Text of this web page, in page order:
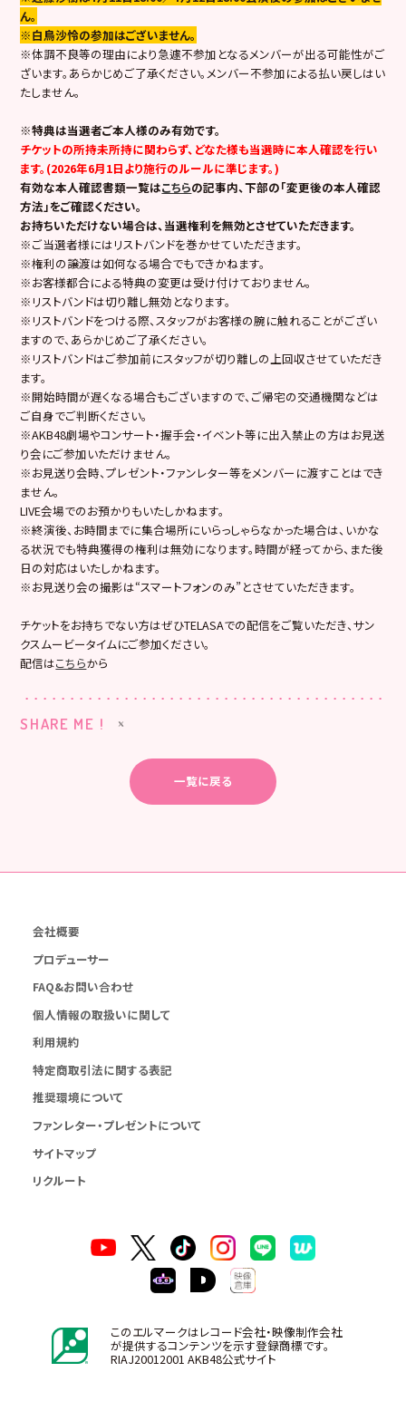
ん。
※白鳥沙怜の参加はございません。
※体調不良等の理由により急遽不参加となるメンバーが出る可能性がご
ざいます。あらかじめご了承ください。メンバー不参加による払い戻しはい
たしません。
※特典は当選者ご本人様のみ有効です。
チケットの所持未所持に関わらず、どなた様も当選時に本人確認を行い
ます。(2026年6月1日より施行のルールに準じます。)
有効な本人確認書類一覧はこちらの記事内、下部の「変更後の本人確認
方法」をご確認ください。
お持ちいただけない場合は、当選権利を無効とさせていただきます。
※ご当選者様にはリストバンドを巻かせていただきます。
※権利の譲渡は如何なる場合でもできかねます。
※お客様都合による特典の変更は受け付けておりません。
※リストバンドは切り離し無効となります。
※リストバンドをつける際、スタッフがお客様の腕に触れることがござい
ますので、あらかじめご了承ください。
※リストバンドはご参加前にスタッフが切り離しの上回収させていただき
ます。
※開始時間が遅くなる場合もございますので、ご帰宅の交通機関などは
ご自身でご判断ください。
※AKB48劇場やコンサート・握手会・イベント等に出入禁止の方はお見送
り会にご参加いただけません。
※お見送り会時、プレゼント・ファンレター等をメンバーに渡すことはでき
ません。
LIVE会場でのお預かりもいたしかねます。
※終演後、お時間までに集合場所にいらっしゃらなかった場合は、いかな
る状況でも特典獲得の権利は無効になります。時間が経ってから、また後
日の対応はいたしかねます。
※お見送り会の撮影は“スマートフォンのみ”とさせていただきます。
チケットをお持ちでない方はぜひTELASAでの配信をご覧いただき、サン
クスムービータイムにご参加ください。
配信はこちらから
SHARE ME !
一覧に戻る
会社概要
プロデューサー
FAQ&お問い合わせ
個人情報の取扱いに関して
利用規約
特定商取引法に関する表記
推奨環境について
ファンレター・プレゼントについて
サイトマップ
リクルート
このエルマークはレコード会社・映像制作会社
が提供するコンテンツを示す登録商標です。
RIAJ20012001 AKB48公式サイト